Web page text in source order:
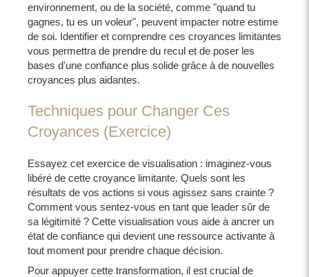
environnement, ou de la société, comme "quand tu
gagnes, tu es un voleur", peuvent impacter notre estime
de soi. Identifier et comprendre ces croyances limitantes
vous permettra de prendre du recul et de poser les
bases d'une confiance plus solide grâce à de nouvelles
croyances plus aidantes.
Techniques pour Changer Ces
Croyances (Exercice)
Essayez cet exercice de visualisation : imaginez-vous
libéré de cette croyance limitante. Quels sont les
résultats de vos actions si vous agissez sans crainte ?
Comment vous sentez-vous en tant que leader sûr de
sa légitimité ? Cette visualisation vous aide à ancrer un
état de confiance qui devient une ressource activante à
tout moment pour prendre chaque décision.
Pour appuyer cette transformation, il est crucial de